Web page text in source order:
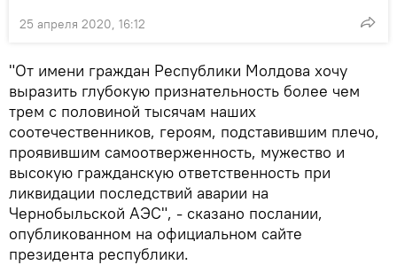
25 апреля 2020, 16:12
"От имени граждан Республики Молдова хочу
выразить глубокую признательность более чем
трем с половиной тысячам наших
соотечественников, героям, подставившим плечо,
проявившим самоотверженность, мужество и
высокую гражданскую ответственность при
ликвидации последствий аварии на
Чернобыльской АЭС", - сказано послании,
опубликованном на официальном сайте
президента республики.